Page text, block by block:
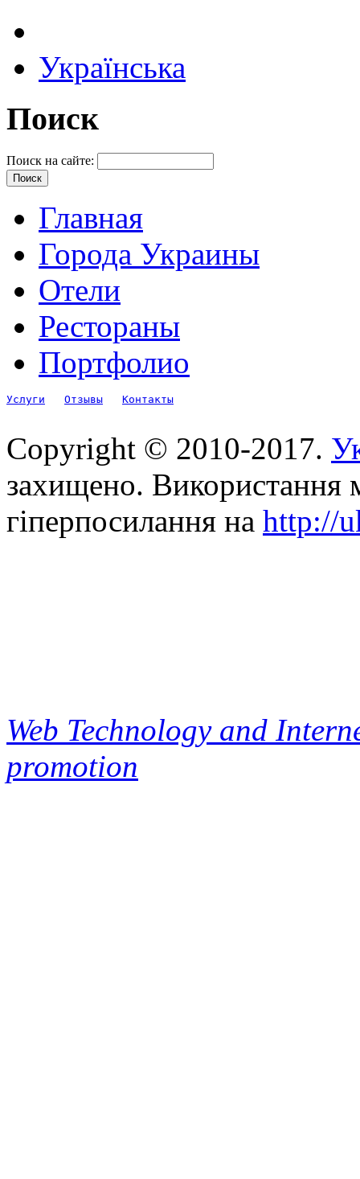
Українська
Поиск
Поиск на сайте:
Главная
Города Украины
Отели
Рестораны
Портфолио
Услуги Отзывы Контакты
Copyright © 2010-2017.
захищено. Використання
гіперпосилання на http://
Web Technology and
promotion